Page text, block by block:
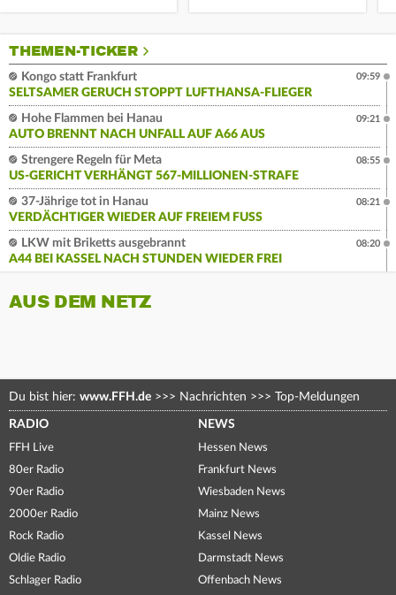
THEMEN-TICKER
Kongo statt Frankfurt
SELTSAMER GERUCH STOPPT LUFTHANSA-FLIEGER
09:59
Hohe Flammen bei Hanau
AUTO BRENNT NACH UNFALL AUF A66 AUS
09:21
Strengere Regeln für Meta
US-GERICHT VERHÄNGT 567-MILLIONEN-STRAFE
08:55
37-Jährige tot in Hanau
VERDÄCHTIGER WIEDER AUF FREIEM FUSS
08:21
LKW mit Briketts ausgebrannt
A44 BEI KASSEL NACH STUNDEN WIEDER FREI
08:20
AUS DEM NETZ
Du bist hier: www.FFH.de >>> Nachrichten >>> Top-Meldungen
RADIO
FFH Live
80er Radio
90er Radio
2000er Radio
Rock Radio
Oldie Radio
Schlager Radio
NEWS
Hessen News
Frankfurt News
Wiesbaden News
Mainz News
Kassel News
Darmstadt News
Offenbach News